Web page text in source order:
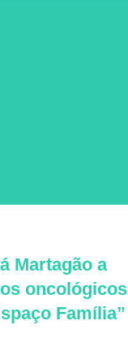
Martagão a
oncológicos
Família”